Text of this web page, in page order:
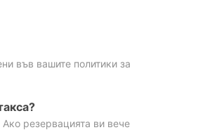
във вашите политики за
резервацията ви вече